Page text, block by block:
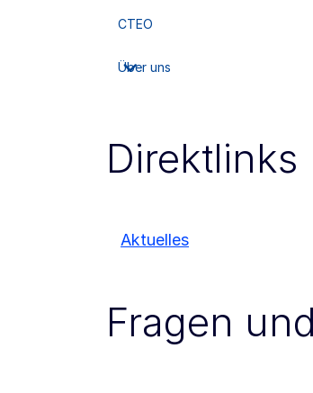
CTEO
Über uns
Direktlinks
Aktuelles
Fragen